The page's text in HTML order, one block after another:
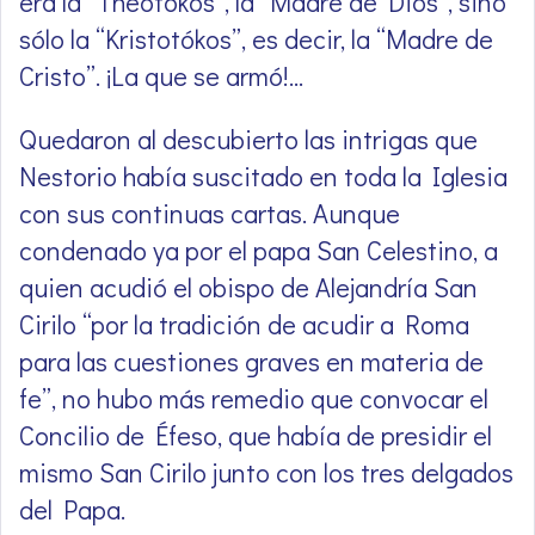
sólo la “Kristotókos”, es decir, la “Madre de
Cristo”. ¡La que se armó!…
Quedaron al descubierto las intrigas que
Nestorio había suscitado en toda la Iglesia
con sus continuas cartas. Aunque
condenado ya por el papa San Celestino, a
quien acudió el obispo de Alejandría San
Cirilo “por la tradición de acudir a Roma
para las cuestiones graves en materia de
fe”, no hubo más remedio que convocar el
Concilio de Éfeso, que había de presidir el
mismo San Cirilo junto con los tres delgados
del Papa.